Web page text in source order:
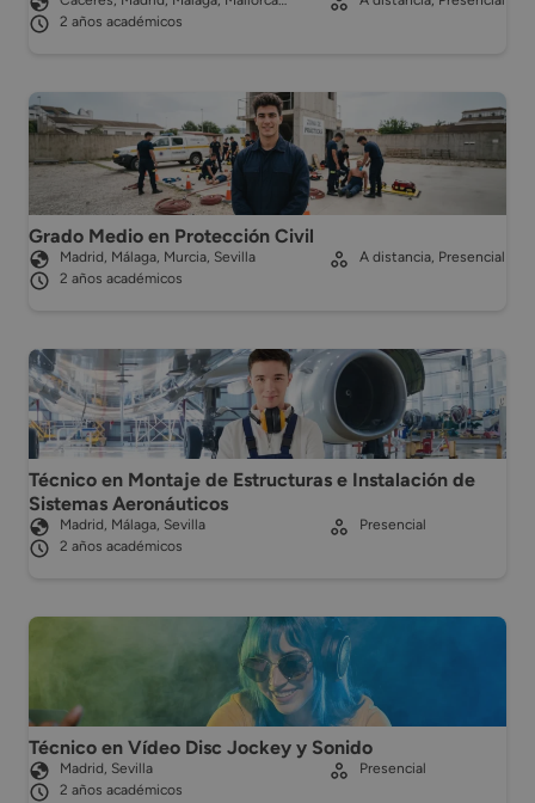
2 años académicos
Grado Medio en Protección Civil
Madrid, Málaga, Murcia, Sevilla
2 años académicos
A distancia, Presencial
Técnico en Montaje de Estructuras e Instalación de
Sistemas Aeronáuticos
Madrid, Málaga, Sevilla
2 años académicos
Presencial
Técnico en Vídeo Disc Jockey y Sonido
Madrid, Sevilla
2 años académicos
Presencial